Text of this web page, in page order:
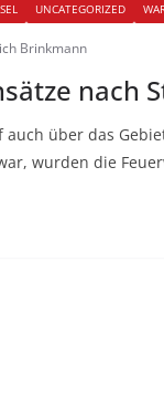
UNCATEGORIZED
Brinkmann
nach
über das
wurden die